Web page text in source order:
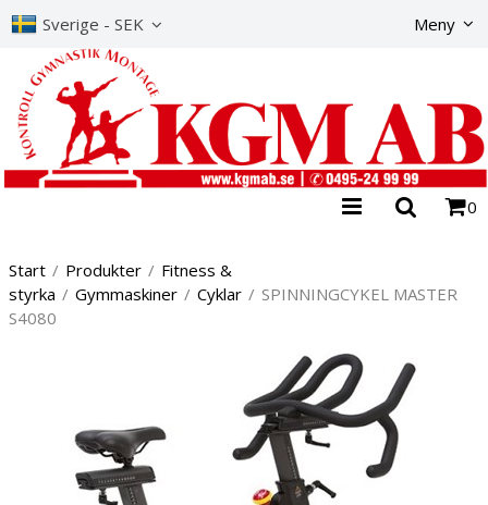
Sverige - SEK Meny
0
Start / Produkter / Fitness &
styrka / Gymmaskiner / Cyklar / SPINNINGCYKEL MASTER
S4080